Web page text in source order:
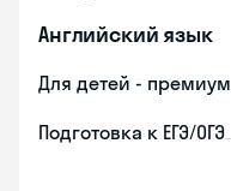
Английский язык
Для детей - премиум
Подготовка к ЕГЭ/ОГЭ